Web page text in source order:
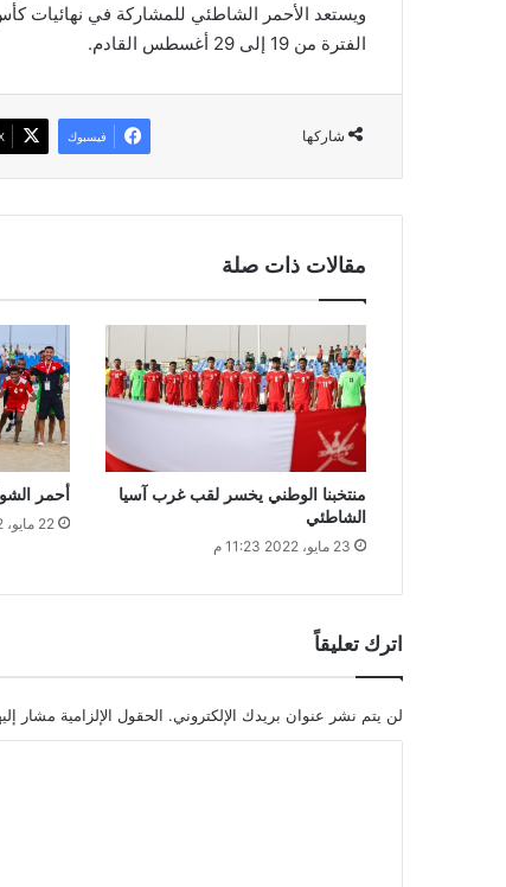
ويستعد الأحمر الشاطئي للمشاركة في نهائيات
الفترة من 19 إلى 29 أغسطس القادم.
شاركها فيسبوك
مقالات ذات صلة
منتخبنا الوطني يخسر لقب غرب آسيا
الشاطئي
23 مايو، 2022 11:23 م
أحمر
22 مايو، 2022 10:18 م
اترك تعليقاً
لن يتم نشر عنوان بريدك الإلكتروني. الحقول الإلزامية مشار